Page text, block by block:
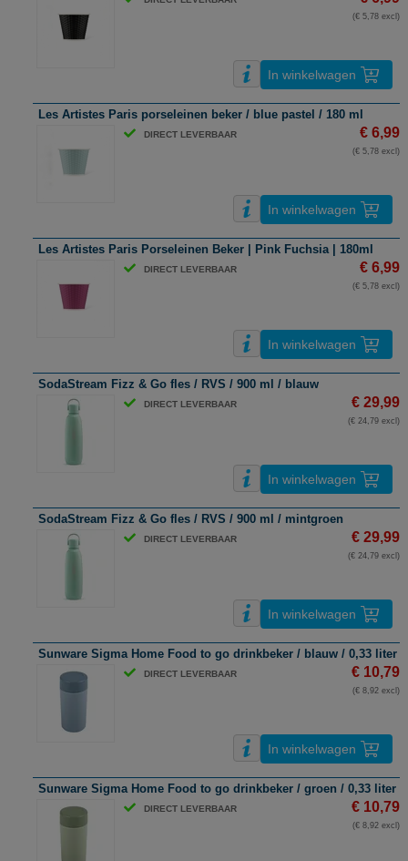
(€ 5,78 excl)
In winkelwagen
Les Artistes Paris porseleinen beker / blue pastel / 180 ml
DIRECT LEVERBAAR € 6,99
(€ 5,78 excl)
In winkelwagen
Les Artistes Paris Porseleinen Beker | Pink Fuchsia | 180ml
DIRECT LEVERBAAR € 6,99
(€ 5,78 excl)
In winkelwagen
SodaStream Fizz & Go fles / RVS / 900 ml / blauw
DIRECT LEVERBAAR € 29,99
(€ 24,79 excl)
In winkelwagen
SodaStream Fizz & Go fles / RVS / 900 ml / mintgroen
DIRECT LEVERBAAR € 29,99
(€ 24,79 excl)
In winkelwagen
Sunware Sigma Home Food to go drinkbeker / blauw / 0,33 liter
DIRECT LEVERBAAR € 10,79
(€ 8,92 excl)
In winkelwagen
Sunware Sigma Home Food to go drinkbeker / groen / 0,33 liter
DIRECT LEVERBAAR € 10,79
(€ 8,92 excl)